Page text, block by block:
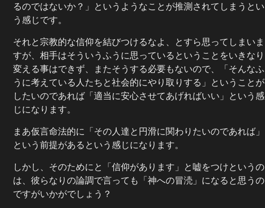
るのではないか？」というようなことが推測されてしまうとい
う感じです。
それと宗教的な信仰を結びつけるなよ、とすら思ってしまいま
すが、相手はそういうふうに思っているということをいきなり
変える事はできず、またそうする必要もないので、「そんなふ
うに考えている人たちと社会的にやり取りする」ということが
したいのであれば「適当に安心させてあげればいい」という感
じになります。
まあ仮言命法的に「その人達と円滑に関わりたいのであれば」
という前提があるという感じになります。
しかし、そのためにと「信仰があります」と嘘をつけというの
は、彼らなりの論調で言っても「神への冒涜」になると思うの
ですがいかがでしょう？